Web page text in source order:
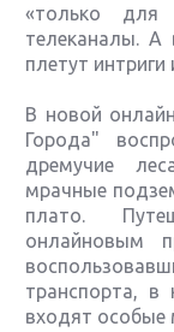
«только
телеканалы. А
плетут
В новой
Города"
дремучие
мрачные
плато.
онлайновым
транспорта,
входят особые